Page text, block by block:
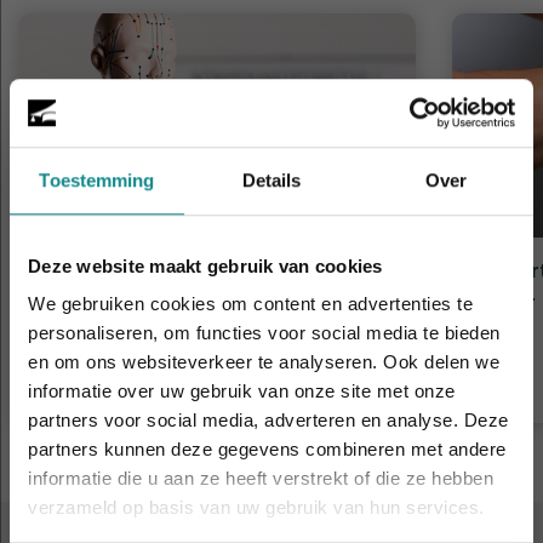
Toestemming Details Over
Deze website maakt gebruik van cookies
We gebruiken cookies om content en advertenties te
personaliseren, om functies voor social media te bieden
en om ons websiteverkeer te analyseren. Ook delen we
informatie over uw gebruik van onze site met onze
partners voor social media, adverteren en analyse. Deze
partners kunnen deze gegevens combineren met andere
informatie die u aan ze heeft verstrekt of die ze hebben
verzameld op basis van uw gebruik van hun services.
Meridianen- en elementenleer
Duur
2 dagen
Prijs
€ 335
Meer informatie
Duur
Prijs
Laatste week! 10% korting t.e.m. 15 augustus,
daarna eindigt de zomeractie definitief.
Sluiten